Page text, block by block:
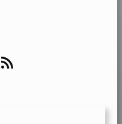
RSS-Feed